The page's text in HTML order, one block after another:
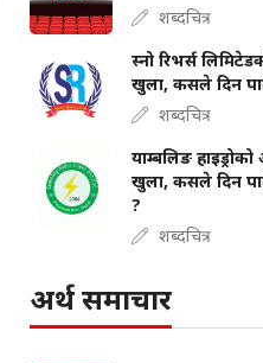
शब्दचित्र
स्नो रिभर्स
खुला, कसले दिन
शब्दचित्र
याम्बलिङ
खुला, कसले दिन
?
शब्दचित्र
अर्थ समाचार